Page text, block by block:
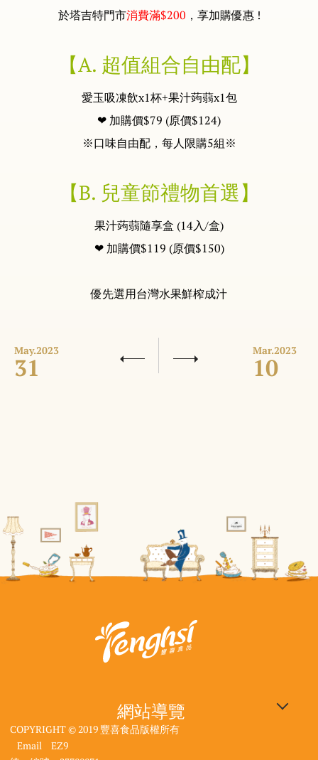
於塔吉特門市消費滿$200 ，享加購優惠 !
【A. 超值組合自由配】
愛玉吸凍飲x1杯+果汁蒟蒻x1包
❤ 加購價$79 (原價$124)
※口味自由配，每人限購5組※
【B. 兒童節禮物首選】
果汁蒟蒻隨享盒 (14入/盒)
❤ 加購價$119 (原價$150)
優先選用台灣水果鮮榨成汁
May.2023
31 Mar.2023
10
網站導覽
企業專區
大使館資訊
DIY線上預約
豐喜食品：640雲林縣斗六
市工業路118號
| 電話：05-557-1296
觀光工廠：640雲林縣斗六
市工業路118號
| 電話：05-557-4516
COPYRIGHT © 2019 豐喜食品版權所有
Email
EZ9